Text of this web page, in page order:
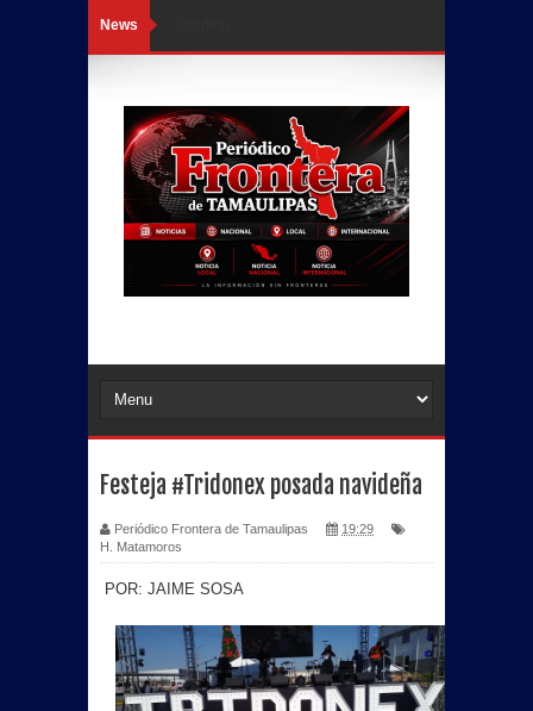
News
Festeja #Tridonex posada navideña
Periódico Frontera de Tamaulipas
19:29
H. Matamoros
POR: JAIME SOSA